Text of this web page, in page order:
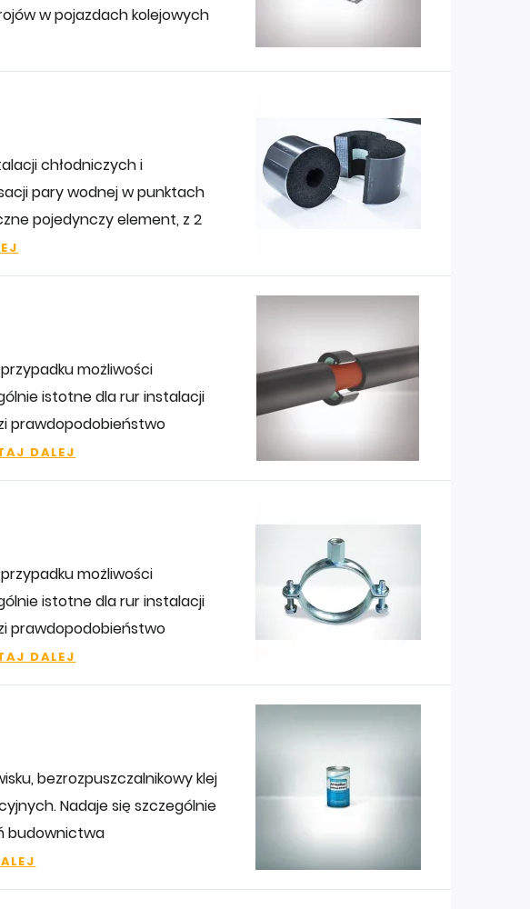
w pojazdach kolejowych
chłodniczych i
pary wodnej w punktach
pojedynczy element, z 2
możliwości
istotne dla rur instalacji
prawdopodobieństwo
DALEJ
możliwości
istotne dla rur instalacji
prawdopodobieństwo
DALEJ
bezrozpuszczalnikowy klej
Nadaje się szczególnie
budownictwa